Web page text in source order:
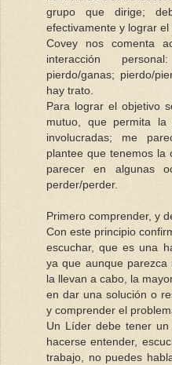
grupo que dirige;
efectivamente y lograr
Covey nos comenta
interacción
pierdo/ganas; pierdo/
hay trato.
Para lograr el objetivo
mutuo, que permita la
involucradas; me
plantee que tenemos la
parecer en algunas
perder/perder.
Primero comprender, y
Con este principio
escuchar, que es una
ya que aunque parezca
la llevan a cabo, la
en dar una solución o
y comprender el
Un Líder debe tener
hacerse entender,
trabajo, no puedes